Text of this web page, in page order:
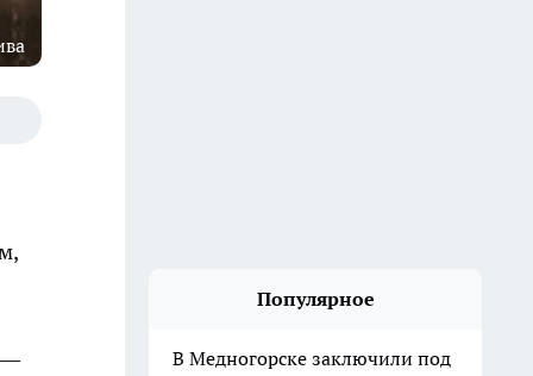
—
Популярное
В Медногорске заключили под